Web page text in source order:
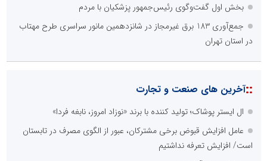
بخش اول گفت‌وگوی رئیس‌جمهور پزشکیان با مردم
جمع‌آوری 183 برق غیرمجاز در شانزدهمین مانور سراسری طرح مهتاب
در استان تهران
::آخرین های صنعت و تجارت
ال ایستر پوشاک؛ تولید کننده با برند «نوزاد امروز، نابغه فردا»
عامل افزایش قبوض برخی مشترکان، عبور از الگوی مصرف در تابستان
است/ افزایش تعرفه نداشتیم